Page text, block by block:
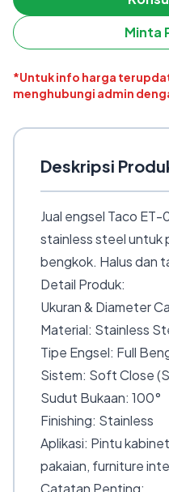
Minta
*Untuk info harga
menghubungi admin
Deskripsi
Jual engsel Taco
stainless steel untuk
bengkok. Halus dan
Detail Produk:
Ukuran & Diameter
Material: Stainless
Tipe Engsel: Full
Sistem: Soft Close
Sudut Bukaan: 100°
Finishing: Stainless
Aplikasi: Pintu
pakaian, furniture
Catatan Penting: